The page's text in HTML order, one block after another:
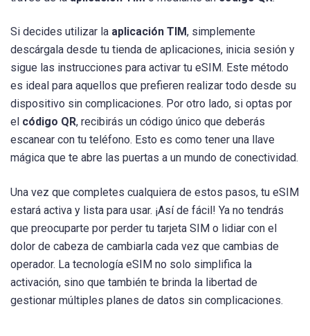
Si decides utilizar la aplicación TIM, simplemente
descárgala desde tu tienda de aplicaciones, inicia sesión y
sigue las instrucciones para activar tu eSIM. Este método
es ideal para aquellos que prefieren realizar todo desde su
dispositivo sin complicaciones. Por otro lado, si optas por
el código QR, recibirás un código único que deberás
escanear con tu teléfono. Esto es como tener una llave
mágica que te abre las puertas a un mundo de conectividad.
Una vez que completes cualquiera de estos pasos, tu eSIM
estará activa y lista para usar. ¡Así de fácil! Ya no tendrás
que preocuparte por perder tu tarjeta SIM o lidiar con el
dolor de cabeza de cambiarla cada vez que cambias de
operador. La tecnología eSIM no solo simplifica la
activación, sino que también te brinda la libertad de
gestionar múltiples planes de datos sin complicaciones.